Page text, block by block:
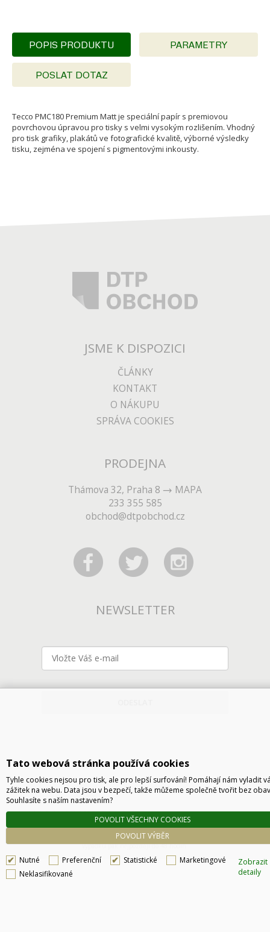
POPIS PRODUKTU PARAMETRY
POSLAT DOTAZ
Tecco PMC180 Premium Matt je speciální papír s premiovou
povrchovou úpravou pro tisky s velmi vysokým rozlišením. Vhodný
pro tisk grafiky, plakátů ve fotografické kvalitě, výborné výsledky
tisku, zejména ve spojení s pigmentovými inkousty.
JSME K DISPOZICI
ČLÁNKY
KONTAKT
O NÁKUPU
SPRÁVA COOKIES
PRODEJNA
Thámova 32, Praha 8
MAPA
233 355 585
obchod@dtpobchod.cz
NEWSLETTER
Technické řešení © 2026 CyberSoft s.r.o.
Podle zákona o evidenci tržeb je prodávající povinen vystavit kupujícímu účtenku. Zároveň
je povinen zaevidovat přijatou tržbu u správce daně online, v případě technického
výpadku pak nejpozději do 48 hodin.
Tato webová stránka používá cookies
Tyhle cookies nejsou pro tisk, ale pro lepší surfování! Pomáhají nám vyladit
zážitek na webu. Data jsou v bezpečí, takže můžeme společně tvořit bez
Souhlasíte s naším nastavením?
POVOLIT VÝBĚR
POVOLIT VŠECHNY COOKIES
Nutné Preferenční Statistické
Marketingové
Neklasifikované
Zobrazit
detaily